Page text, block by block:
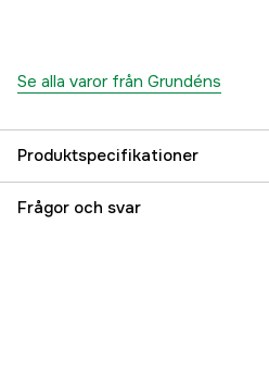
Se alla varor från Grundéns
Produktspecifikationer
Size
Frågor och svar